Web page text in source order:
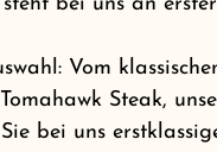
Vom
Steak,
bei uns